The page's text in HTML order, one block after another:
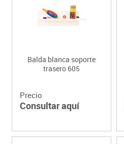
Balda blanca soporte
trasero 605
Precio
Consultar aquí